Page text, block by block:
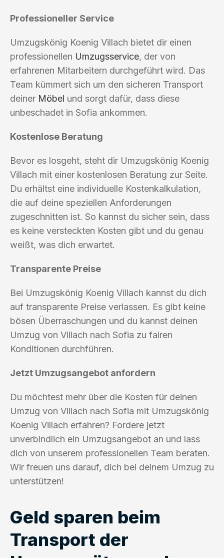
Professioneller Service
Umzugskönig Koenig Villach bietet dir einen
professionellen Umzugsservice, der von
erfahrenen Mitarbeitern durchgeführt wird. Das
Team kümmert sich um den sicheren Transport
deiner Möbel und sorgt dafür, dass diese
unbeschadet in Sofia ankommen.
Kostenlose Beratung
Bevor es losgeht, steht dir Umzugskönig Koenig
Villach mit einer kostenlosen Beratung zur Seite.
Du erhältst eine individuelle Kostenkalkulation,
die auf deine speziellen Anforderungen
zugeschnitten ist. So kannst du sicher sein, dass
es keine versteckten Kosten gibt und du genau
weißt, was dich erwartet.
Transparente Preise
Bei Umzugskönig Koenig Villach kannst du dich
auf transparente Preise verlassen. Es gibt keine
bösen Überraschungen und du kannst deinen
Umzug von Villach nach Sofia zu fairen
Konditionen durchführen.
Jetzt Umzugsangebot anfordern
Du möchtest mehr über die Kosten für deinen
Umzug von Villach nach Sofia mit Umzugskönig
Koenig Villach erfahren? Fordere jetzt
unverbindlich ein Umzugsangebot an und lass
dich von unserem professionellen Team beraten.
Wir freuen uns darauf, dich bei deinem Umzug zu
unterstützen!
Geld sparen beim
Transport der